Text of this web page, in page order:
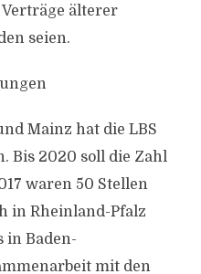
älterer
seien.
Mainz hat die LBS
Bis 2020 soll die Zahl
waren 50 Stellen
in Rheinland-Pfalz
in Baden-
mit den